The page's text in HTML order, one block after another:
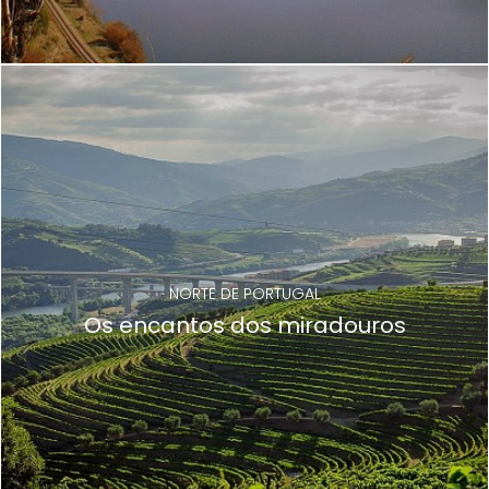
NORTE DE PORTUGAL
Os encantos dos miradouros